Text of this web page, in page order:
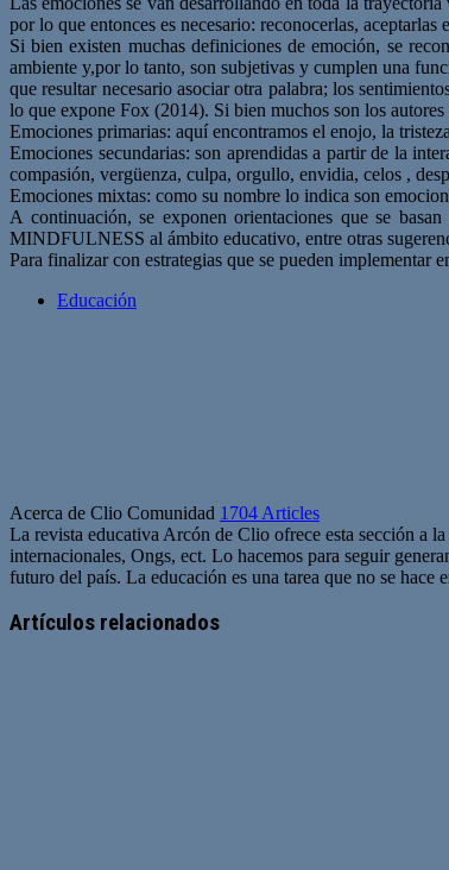
por lo que entonces es necesario: reconocerlas,
Si bien existen muchas definiciones de emoción, se
ambiente y,por lo tanto, son subjetivas y cumplen una
que resultar necesario asociar otra palabra; los
lo que expone Fox (2014). Si bien muchos son los
Emociones primarias: aquí encontramos el enojo, la
Emociones secundarias: son aprendidas a partir de la
compasión, vergüenza, culpa, orgullo, envidia, celos ,
Emociones mixtas: como su nombre lo indica son
A continuación, se exponen orientaciones que se
MINDFULNESS al ámbito educativo, entre otras
Para finalizar con estrategias que se pueden implementar
Educación
Acerca de Clio Comunidad 1704 Articles
La revista educativa Arcón de Clio ofrece esta sección a
internacionales, Ongs, ect. Lo hacemos para seguir
futuro del país. La educación es una tarea que no se
web
Artículos relacionados